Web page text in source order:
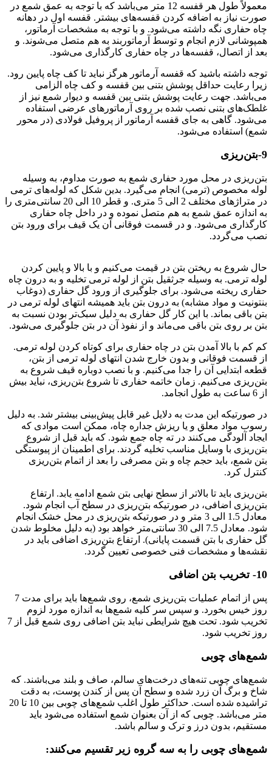
معمولاً طول هر قفسه 12 متر می‌باشد که با توجه به عمق شمع در
صورت نیاز به اضافه کردن قفسه‌های بیشتر. قفسه اول در دهانه
چاه حفاری نگه داشته می‌شود. و با توجه به مشخصات آرماتور،
همپوشانی لازم انجام و توسط آرماتوربند به هم متصل می‌شوند. و
بعد از اتصال، قفسه‌ها در چاه حفاری کارگذاری می‌شود.
توجه داشته باشید که قفسه آرماتور هرگز نباید تا کف چاه پایین رود.
زیرا رعایت حداقل پوشش بتنی بین قفسه و کف چاه الزامی
می‌باشد. جهت رعایت پوشش بتنی بین قفسه و دیوار شمع نیز از
غلطک‌های بتنی نصب شده بر روی آرماتورهای عرضی استفاده
می‌شود. گاهی به جای قفسه آرماتور از پروفیل فولادی (در محور
شمع) استفاده می‌شود.
9-بتن‌ریزی
بتن‌ریزی در محل مورد حفاری شمع به صورت مداوم، به وسیله
لوله مخصوص (ترمی) انجام می‌گیرد. بدین شکل که لوله‌های ترمی
در متراژهای مختلف 2 الی 5 متری. و قطر 10 الی 20 سانتی‌متری را
به اندازه عمق شمع به هم متصل نموده و در داخل چاه حفاری
کارگذاری می‌شود. و در قسمت فوقانی آن یک قیف برای ورود بتن
نصب می‌گردد.
حال شروع به ریختن بتن در قیمت می‌کنیم و با بالا و پایین کردن
لوله ترمی. به وسیله جرثقیل بتن از لوله ترمی تخلیه و به درون چاه
حفاری ریخته می‌شود. برای جلوگیری از ورود گل حفاری (دوغاب
بنتونیت و مواد مشابه) به درون بتن باید همیشه انتهای لوله ترمی در
بتن باقی بماند. با این کار گل حفاری به دلیل سبک‌تر بودن نسبت به
بتن بر روی بتن باقی می‌ماند و از نفوذ آن در بتن جلوگیری می‌شود.
کم کم با بالا آمدن بتن در چاه حفاری برای کوتاه کردن لوله ترمی.
از قسمت فوقانی و بدون خارج شدن انتهای لوله ترمی از بتن،
قطعه ابتدایی آن را جدا می‌کنیم. و با نصب دوباره قیف شروع به
بتن‌ریزی می‌کنیم. زمان خاتمه حفاری تا شروع بتن‌ریزی، نباید بیش
از 6 ساعت به طول انجامد.
در صورتیکه این مدت به دلایل غیر قابل پیش‌بینی بیشتر شد. به دلیل
رسوب مواد معلق و یا ریزش جداره چاه، ممکن است موادی که
ایجاد آلودگی می‌کنند در ته چاه جمع شود. که باید قبل از شروع
بتن‌ریزی با وسایل مناسب تخلیه گردند. برای اطمینان از پیوستگی
بتن شمع، باید حجم چاه و بتن مصرفی را بعد از اتمام بتن‌ریزی
کنترل کرد.
بتن‌ریزی باید تا بالاتر از سطح نهایی بتن شمع ادامه یابد. ارتفاع
بتن‌ریزی اضافی، در صورتیکه بتن‌ریزی در سطح آب انجام شود.
معادل 1.5 الی 3 متر و در صورتیکه بتن‌ریزی در محل خشک انجام
شود. معادل 7.5 الی 30 سانتی‌متر خواهد بود (به دلیل مخلوط شدن
گل حفاری با بتن قسمت پایانی). ارتفاع بتن‌ریزی اضافی باید در
نقشه‌ها و مشخصات فنی خصوصی تعیین گردد.
10- تخریب بتن اضافی
پس از اتمام عملیات بتن‌ریزی شمع، روی شمع‌ها باید برای مدت 7
روز خیس بخورد. و سپس سر کلیه شمع‌ها به اندازه مورد لزوم
تخریب شود. تحت هیچ شرایطی نباید بتن اضافی روی شمع قبل از 7
روز تخریب شود.
شمع‌های چوبی
شمع‌های چوبی تنه‌های درخت‌های سالم، صاف و بلند می‌باشند. که
شاخ و برگ آن زرد شده و سطح آن پس از کندن پوست، به دقت
تراشیده شده است. حداکثر طول اغلب شمع‌های چوبی بین 10 تا 20
متر می‌باشد. چوبی که از آن بعنوان شمع استفاده می‌شود باید
مستقیم، بدون درز و ترک و سالم باشد.
شمع‌های چوبی را به سه گروه زیر تقسیم می‌کنند: